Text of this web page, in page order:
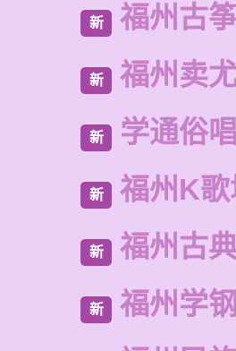
新 福州古
新 福州卖
新 学通俗
新 福州K
新 福州古
新
福州学